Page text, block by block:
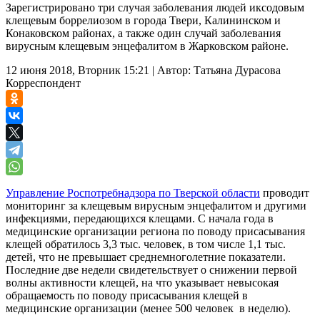
Зарегистрировано три случая заболевания людей иксодовым
клещевым боррелиозом в города Твери, Калининском и
Конаковском районах, а также один случай заболевания
вирусным клещевым энцефалитом в Жарковском районе.
12 июня 2018, Вторник 15:21 | Автор: Татьяна Дурасова
Корреспондент
Управление Роспотребнадзора по Тверской области проводит
мониторинг за клещевым вирусным энцефалитом и другими
инфекциями, передающихся клещами. С начала года в
медицинские организации региона по поводу присасывания
клещей обратилось 3,3 тыс. человек, в том числе 1,1 тыс.
детей, что не превышает среднемноголетние показатели.
Последние две недели свидетельствует о снижении первой
волны активности клещей, на что указывает невысокая
обращаемость по поводу присасывания клещей в
медицинские организации (менее 500 человек в неделю).